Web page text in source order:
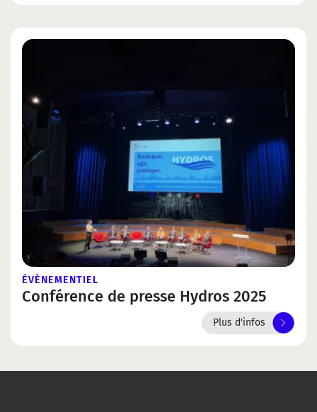
ÉVÈNEMENTIEL
Conférence de presse Hydros 2025
Plus d'infos